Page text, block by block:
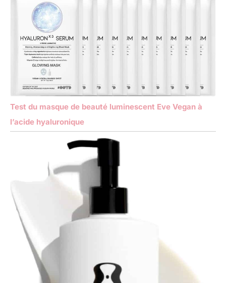
Test du masque de beauté luminescent Eve Vegan à
l’acide hyaluronique